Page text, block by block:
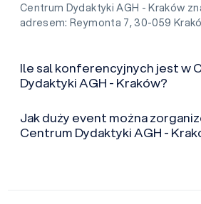
Centrum Dydaktyki AGH - Kraków
adresem: Reymonta 7, 30-059
Ile sal konferencyjnych jest w
Dydaktyki AGH - Kraków?
Jak duży event można
Centrum Dydaktyki AGH -